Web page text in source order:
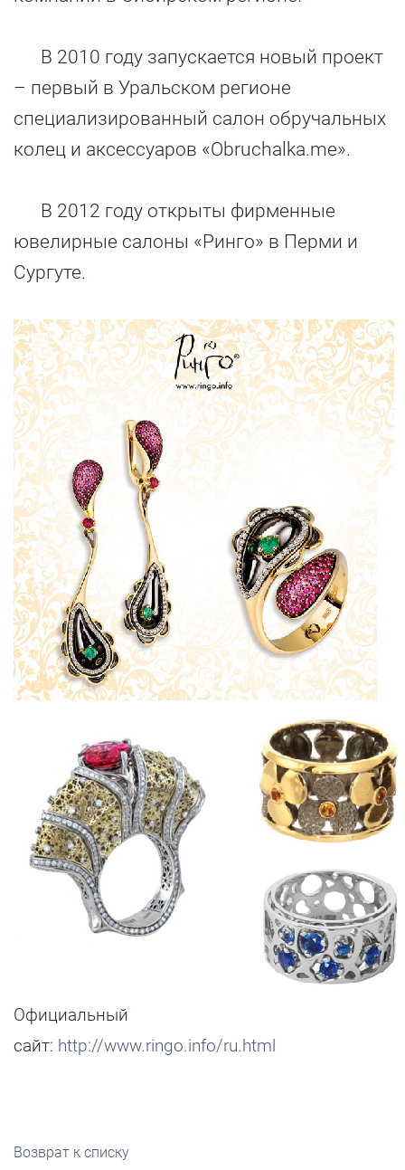
В 2010 году запускается новый проект
– первый в Уральском регионе
специализированный салон обручальных
колец и аксессуаров «Obruchalka.me».
В 2012 году открыты фирменные
ювелирные салоны «Ринго» в Перми и
Сургуте.
Официальный
сайт: http://www.ringo.info/ru.html
Возврат к списку